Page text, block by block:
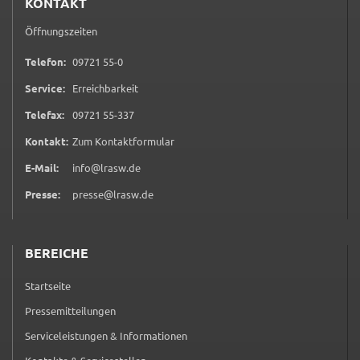
Öffnungszeiten
Telefon: 09721 55-00 9 7 2 1 5 5 0
Service: Erreichbarkeit
Telefax: 09721 55-3370 9 7 2 1 5 5 3 3 7
Kontakt: Zum Kontaktformular(öffnet in neuem Tab)
E-Mail:
info@lrasw.de
Presse:
presse@lrasw.de
BEREICHE
Startseite
Pressemitteilungen
Serviceleistungen & Informationen
Name:
Landratsamt Schweinfurt
Kontrast und Schriftgröße
Cookie Laufzeit:
Session
EXTERNE MEDIEN
Wir weisen darauf hin, dass die Verarbeitung Ihrer
des Verantwortungsbereichs des Landratsamtes
Schweinfurt liegt und hierfür ausschließlich die
Datenschutzbestimmungen des Anbieters YouTube